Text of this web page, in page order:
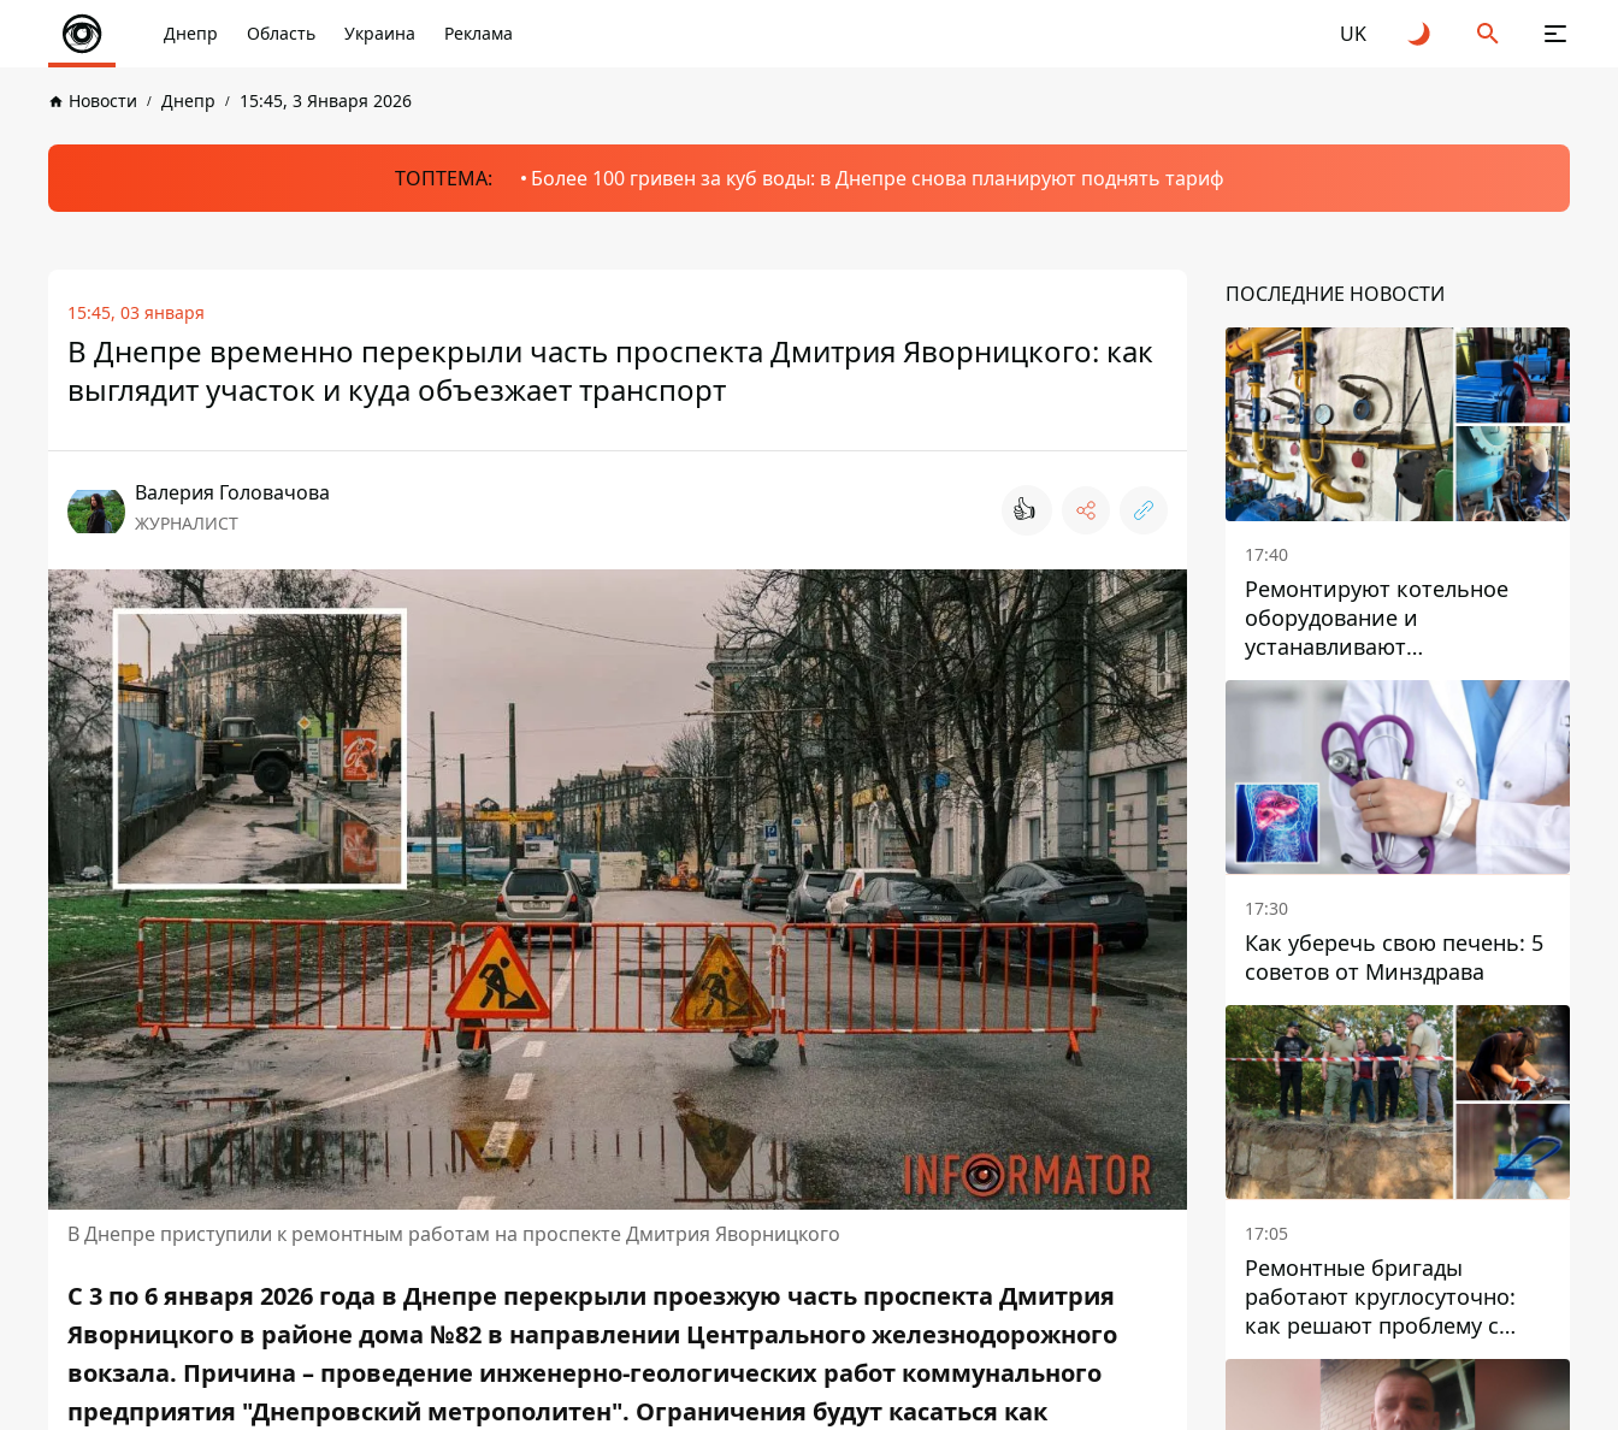
Днепр Область Украина Реклама UK
Новости Днепр 15:45, 3 Января 2026
ТОПТЕМА: Более 100 гривен за куб воды: в Днепре снова планируют поднять тариф
15:45, 03 января
В Днепре временно перекрыли часть проспекта Дмитрия Яворницкого: как
выглядит участок и куда объезжает транспорт
Валерия Головачова
ЖУРНАЛИСТ 👍
В Днепре приступили к ремонтным работам на проспекте Дмитрия Яворницкого
С 3 по 6 января 2026 года в Днепре перекрыли проезжую часть проспекта Дмитрия
Яворницкого в районе дома №82 в направлении Центрального железнодорожного
вокзала. Причина – проведение инженерно-геологических работ коммунального
предприятия "Днепровский метрополитен". Ограничения будут касаться как
ПОСЛЕДНИЕ НОВОСТИ
17:40
Ремонтируют котельное
оборудование и
устанавливают
генераторные установки:
как в Днепре готовятся к
отопительному сезону
17:30
Как уберечь свою печень: 5
советов от Минздрава
17:05
Ремонтные бригады
работают круглосуточно:
как решают проблему с
водой в Марганецкой
громаде